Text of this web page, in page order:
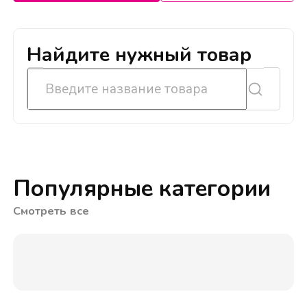
Найдите нужный товар
Популярные категории
Смотреть все